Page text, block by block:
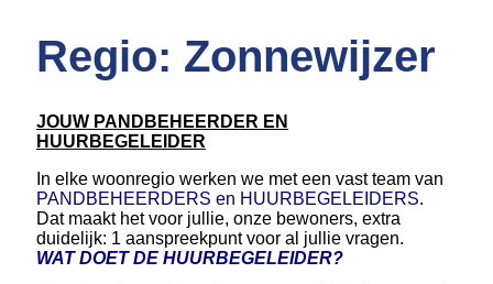
Regio: Zonnewijzer
JOUW PANDBEHEERDER EN
HUURBEGELEIDER
In elke woonregio werken we met een vast team van
PANDBEHEERDERS en HUURBEGELEIDERS.
Dat maakt het voor jullie, onze bewoners, extra
duidelijk: 1 aanspreekpunt voor al jullie vragen.
WAT DOET DE HUURBEGELEIDER?